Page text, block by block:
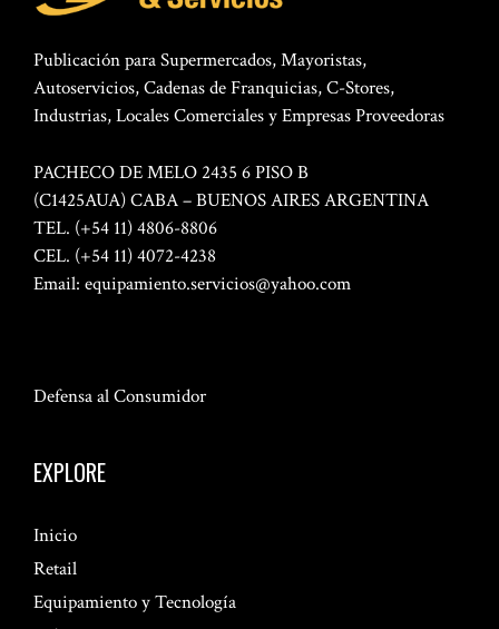
Publicación para Supermercados, Mayoristas,
Autoservicios, Cadenas de Franquicias, C-Stores,
Industrias, Locales Comerciales y Empresas Proveedoras
PACHECO DE MELO 2435 6 PISO B
(C1425AUA) CABA – BUENOS AIRES ARGENTINA
TEL. (+54 11) 4806-8806
CEL. (+54 11) 4072-4238
Email: equipamiento.servicios@yahoo.com
Defensa al Consumidor
EXPLORE
Inicio
Retail
Equipamiento y Tecnología